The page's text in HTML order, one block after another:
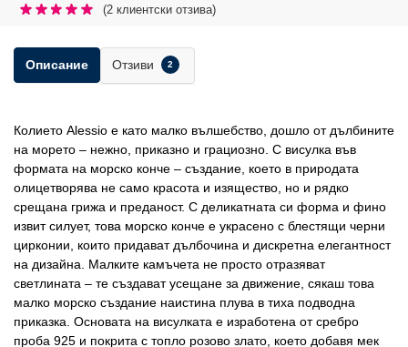
(2 клиентски отзива)
Описание Отзиви 2
Колието Alessio е като малко вълшебство, дошло от дълбините
на морето – нежно, приказно и грациозно. С висулка във
формата на морско конче – създание, което в природата
олицетворява не само красота и изящество, но и рядко
срещана грижа и преданост. С деликатната си форма и фино
извит силует, това морско конче е украсено с блестящи черни
цирконии, които придават дълбочина и дискретна елегантност
на дизайна. Малките камъчета не просто отразяват
светлината – те създават усещане за движение, сякаш това
малко морско създание наистина плува в тиха подводна
приказка. Основата на висулката е изработена от сребро
проба 925 и покрита с топло розово злато, което добавя мек